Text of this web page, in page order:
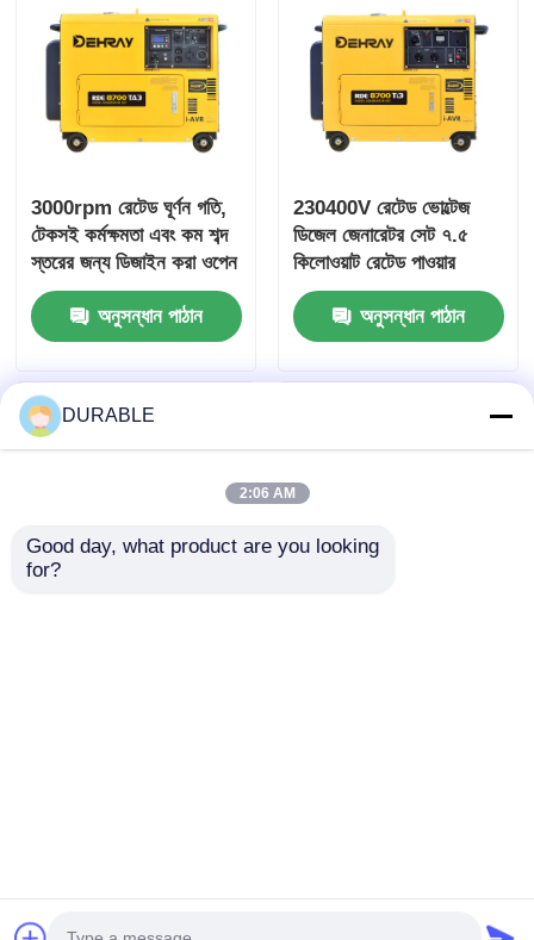
3000rpm রেটেড ঘূর্ণন গতি,
টেকসই কর্মক্ষমতা এবং কম শব্দ
স্তরের জন্য ডিজাইন করা ওপেন
ফ্রেম মোটর, 7 মিটার দূরত্বে
72 DBAঅনুসন্ধান পাঠান
230400V রেটেড ভোল্টেজ
ডিজেল জেনারেটর সেট ৭.৫
কিলোওয়াট রেটেড পাওয়ার
১০.৮এ কারেন্ট বিভিন্ন শিল্পের
জন্য কমপ্যাক্ট পাওয়ার সোর্স
অনুসন্ধান পাঠান
DURABLE
2:06 AM
Good day, what product are you looking
for?